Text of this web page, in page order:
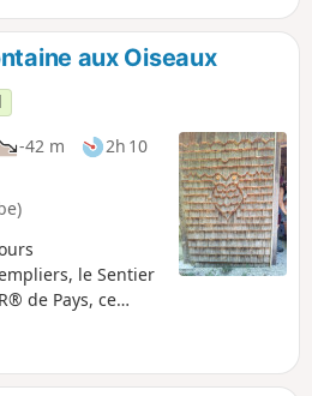
aux Oiseaux
-42 m
2h 10
le Sentier
de Pays, ce
la digue de la